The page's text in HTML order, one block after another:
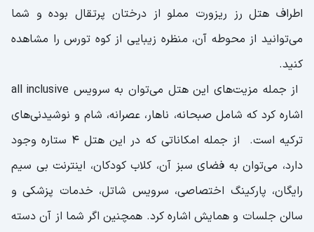
اطراف هتل رز ریزورت مملو از درختان پرتقال بوده و شما
می‌توانید از محوطه آن، منظره زیبایی از کوه تورس را مشاهده
کنید.
از جمله مزیت‌های این هتل می‌توان به سرویس all inclusive
اشاره کرد که شامل صبحانه، ناهار، عصرانه، شام و نوشیدنی‌های
ترکیه است. از جمله امکاناتی که در این هتل ۴ ستاره وجود
دارد، می‌توان به فضای سبز آن، کلاب کودکان، اینترنت بی ‌سیم
رایگان، پارکینگ اختصاصی، سرویس شاتل، خدمات پزشکی و
سالن جلسات و همایش اشاره کرد. همچنین اگر شما از آن دسته